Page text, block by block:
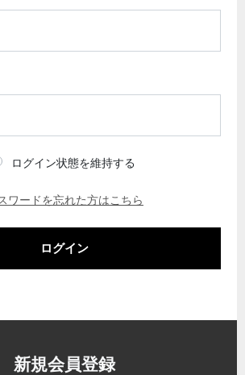
ログイン状態を維持する
ワードを忘れた方はこちら
ログイン
新規会員登録